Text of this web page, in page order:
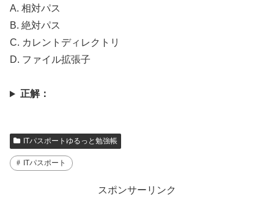
A. 相対パス
B. 絶対パス
C. カレントディレクトリ
D. ファイル拡張子
正解：
ITパスポートゆるっと勉強帳
ITパスポート
スポンサーリンク